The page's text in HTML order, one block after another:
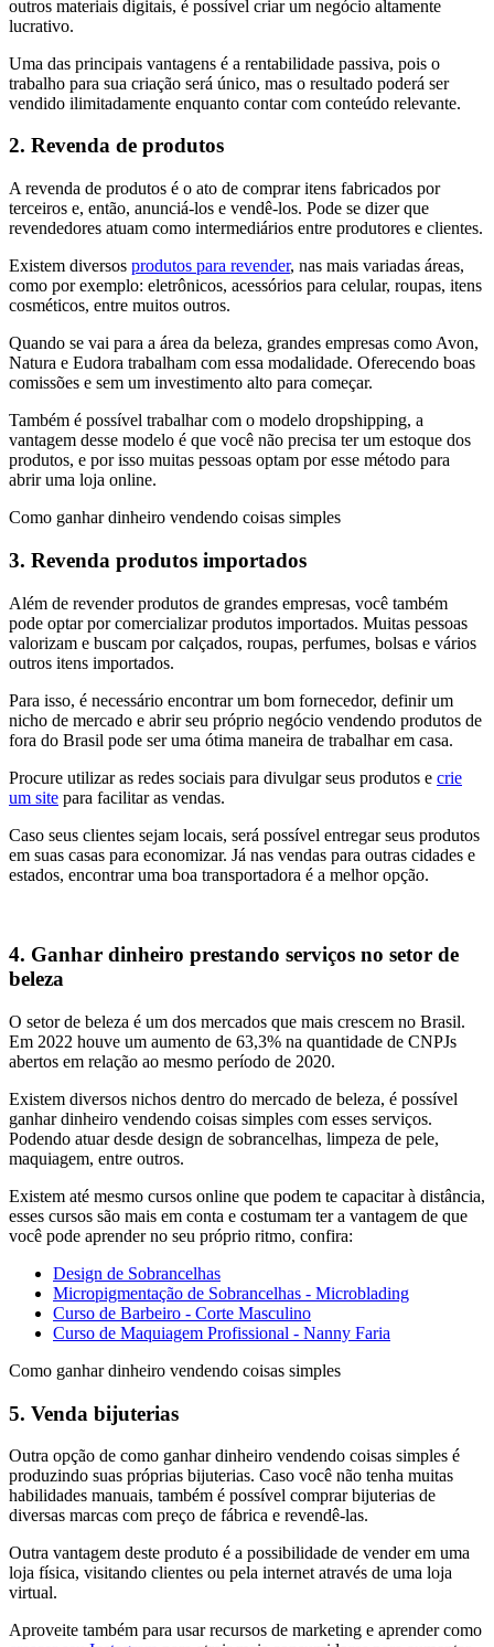
outros materiais digitais, é possível criar um negócio altamente
lucrativo.
Uma das principais vantagens é a rentabilidade passiva, pois o
trabalho para sua criação será único, mas o resultado poderá ser
vendido ilimitadamente enquanto contar com conteúdo relevante.
2. Revenda de produtos
A revenda de produtos é o ato de comprar itens fabricados por
terceiros e, então, anunciá-los e vendê-los. Pode se dizer que
revendedores atuam como intermediários entre produtores e clientes.
Existem diversos produtos para revender, nas mais variadas áreas,
como por exemplo: eletrônicos, acessórios para celular, roupas, itens
cosméticos, entre muitos outros.
Quando se vai para a área da beleza, grandes empresas como Avon,
Natura e Eudora trabalham com essa modalidade. Oferecendo boas
comissões e sem um investimento alto para começar.
Também é possível trabalhar com o modelo dropshipping, a
vantagem desse modelo é que você não precisa ter um estoque dos
produtos, e por isso muitas pessoas optam por esse método para
abrir uma loja online.
Como ganhar dinheiro vendendo coisas simples
3. Revenda produtos importados
Além de revender produtos de grandes empresas, você também
pode optar por comercializar produtos importados. Muitas pessoas
valorizam e buscam por calçados, roupas, perfumes, bolsas e vários
outros itens importados.
Para isso, é necessário encontrar um bom fornecedor, definir um
nicho de mercado e abrir seu próprio negócio vendendo produtos de
fora do Brasil pode ser uma ótima maneira de trabalhar em casa.
Procure utilizar as redes sociais para divulgar seus produtos e crie
um site para facilitar as vendas.
Caso seus clientes sejam locais, será possível entregar seus produtos
em suas casas para economizar. Já nas vendas para outras cidades e
estados, encontrar uma boa transportadora é a melhor opção.
4. Ganhar dinheiro prestando serviços no setor de
beleza
O setor de beleza é um dos mercados que mais crescem no Brasil.
Em 2022 houve um aumento de 63,3% na quantidade de CNPJs
abertos em relação ao mesmo período de 2020.
Existem diversos nichos dentro do mercado de beleza, é possível
ganhar dinheiro vendendo coisas simples com esses serviços.
Podendo atuar desde design de sobrancelhas, limpeza de pele,
maquiagem, entre outros.
Existem até mesmo cursos online que podem te capacitar à distância,
esses cursos são mais em conta e costumam ter a vantagem de que
você pode aprender no seu próprio ritmo, confira:
Design de Sobrancelhas
Micropigmentação de Sobrancelhas - Microblading
Curso de Barbeiro - Corte Masculino
Curso de Maquiagem Profissional - Nanny Faria
Como ganhar dinheiro vendendo coisas simples
5. Venda bijuterias
Outra opção de como ganhar dinheiro vendendo coisas simples é
produzindo suas próprias bijuterias. Caso você não tenha muitas
habilidades manuais, também é possível comprar bijuterias de
diversas marcas com preço de fábrica e revendê-las.
Outra vantagem deste produto é a possibilidade de vender em uma
loja física, visitando clientes ou pela internet através de uma loja
virtual.
Aproveite também para usar recursos de marketing e aprender como